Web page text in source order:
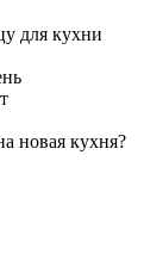
для кухни
новая кухня?